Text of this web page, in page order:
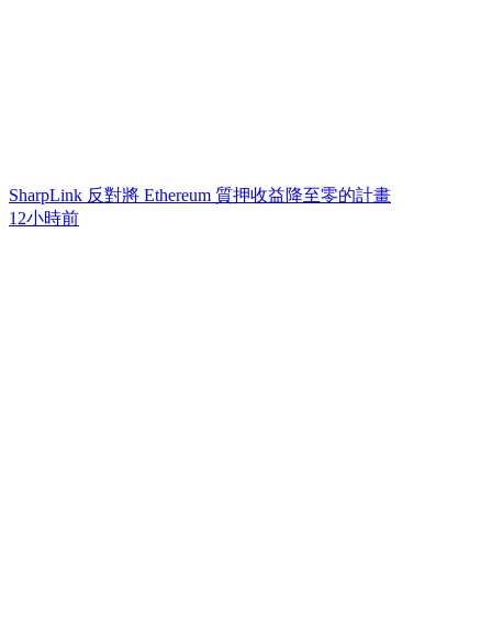
SharpLink 反對將 Ethereum 質押收益降至零的計畫
12小時前